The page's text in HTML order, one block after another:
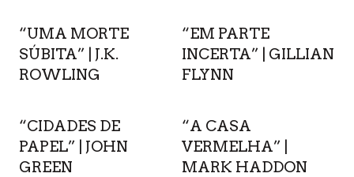
“UMA MORTE
SÚBITA” | J.K.
ROWLING
“EM PARTE
INCERTA” | GILLIAN
FLYNN
“CIDADES DE
PAPEL” | JOHN
GREEN
“A CASA
VERMELHA” |
MARK HADDON